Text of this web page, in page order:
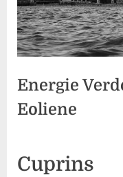
Energie
Eoliene
on
mai
Cuprins